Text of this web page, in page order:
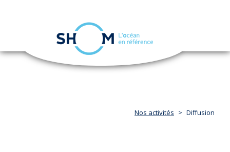
Aller
navigation
Nos activités Diffusion